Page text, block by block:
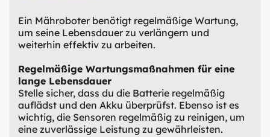
Ein Mähroboter benötigt regelmäßige Wartung,
um seine Lebensdauer zu verlängern und
weiterhin effektiv zu arbeiten.
Regelmäßige Wartungsmaßnahmen für eine
lange Lebensdauer
Stelle sicher, dass du die Batterie regelmäßig
auflädst und den Akku überprüfst. Ebenso ist es
wichtig, die Sensoren regelmäßig zu reinigen, um
eine zuverlässige Leistung zu gewährleisten.